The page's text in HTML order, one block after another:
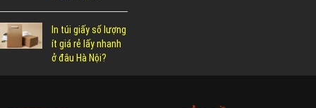
In túi giấy số lượng
ít giá rẻ lấy nhanh
ở đâu Hà Nội?